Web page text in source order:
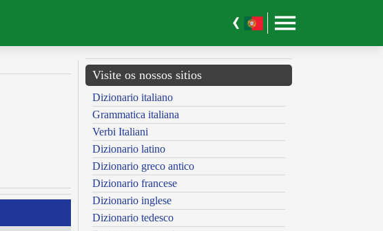
Visite os nossos sitios
Dizionario italiano
Grammatica italiana
Verbi Italiani
Dizionario latino
Dizionario greco antico
Dizionario francese
Dizionario inglese
Dizionario tedesco